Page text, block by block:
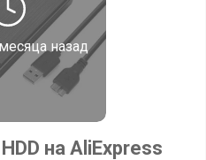
назад
на AliExpress